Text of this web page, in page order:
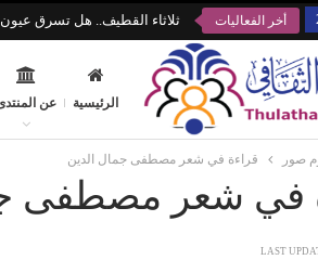
أخر الفعاليات ثلاثاء القطيف.. هل تسرق عيون
الرئيسية عن
صور قراءة في شعر مصطفى جمال الدين
في شعر مصطفى
LAST